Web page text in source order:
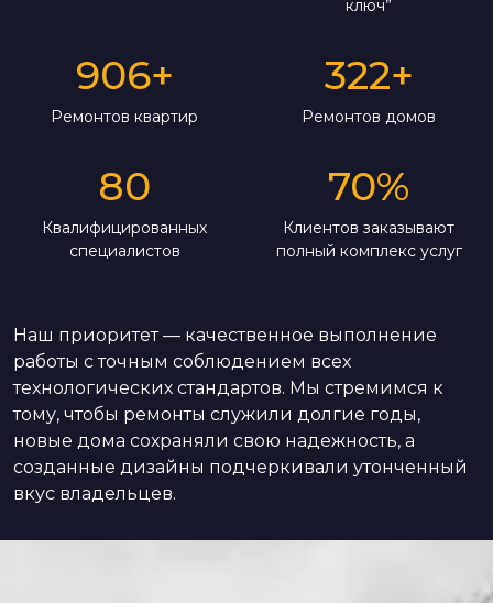
ключ”
906+
Ремонтов квартир
322+
Ремонтов домов
80
Квалифицированных
специалистов
70%
Клиентов заказывают
полный комплекс услуг
Наш приоритет — качественное выполнение
работы с точным соблюдением всех
технологических стандартов. Мы стремимся к
тому, чтобы ремонты служили долгие годы,
новые дома сохраняли свою надежность, а
созданные дизайны подчеркивали утонченный
вкус владельцев.